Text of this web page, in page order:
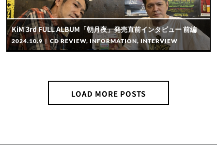
KiM 3rd FULL ALBUM「朝月夜」発売直前インタビュー 前編
2024.10.9 | CD REVIEW, INFORMATION, INTERVIEW
LOAD MORE POSTS